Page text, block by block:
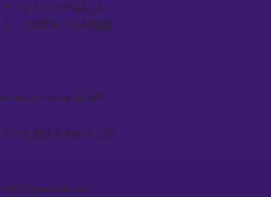
ドしたシステムによ
。120万米ドルの投資
in more detail?
いただけますか？この
by 20 percent and